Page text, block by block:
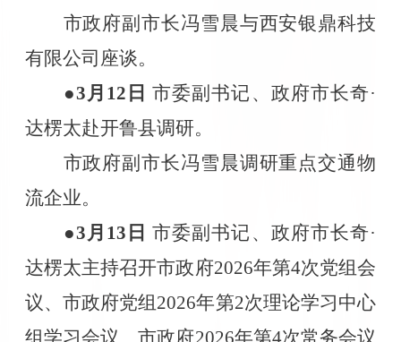
市政府副市长冯雪晨与西安银鼎科技
有限公司座谈。
●3 月 12 日市委副书记、政府市长奇·
达楞太赴开鲁县调研。
市政府副市长冯雪晨调研重点交通物
流企业。
●3 月 13 日市委副书记、政府市长奇·
达楞太主持召开市政府2026年第4次党组会
议、市政府党组2026年第2次理论学习中心
组学习会议、市政府2026年第4次常务会议